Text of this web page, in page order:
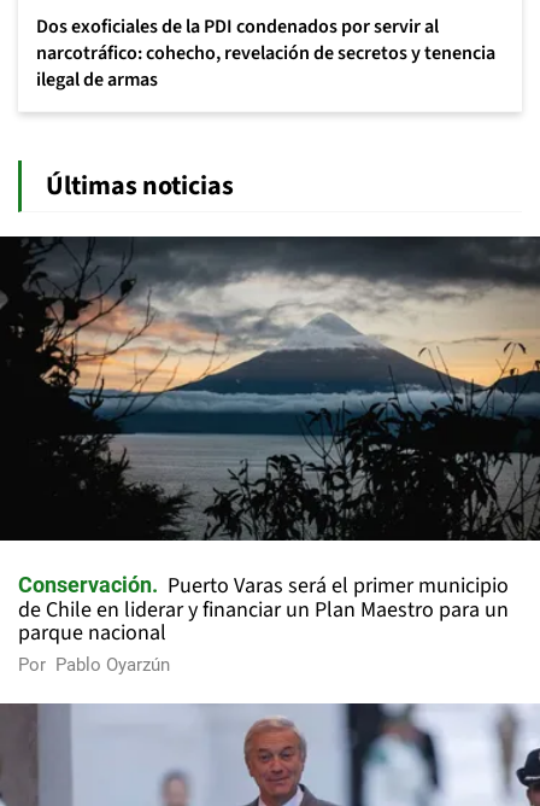
Dos exoficiales de la PDI condenados por servir al
narcotráfico: cohecho, revelación de secretos y tenencia
ilegal de armas
Últimas noticias
Conservación
Puerto Varas será el primer municipio
de Chile en liderar y financiar un Plan Maestro para un
parque nacional
Por Pablo Oyarzún